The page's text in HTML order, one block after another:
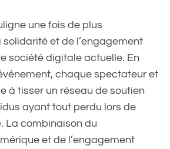
une fois de plus
solidarité et de l’engagement
société digitale actuelle. En
chaque spectateur et
à tisser un réseau de soutien
ayant tout perdu lors de
La combinaison du
et de l’engagement